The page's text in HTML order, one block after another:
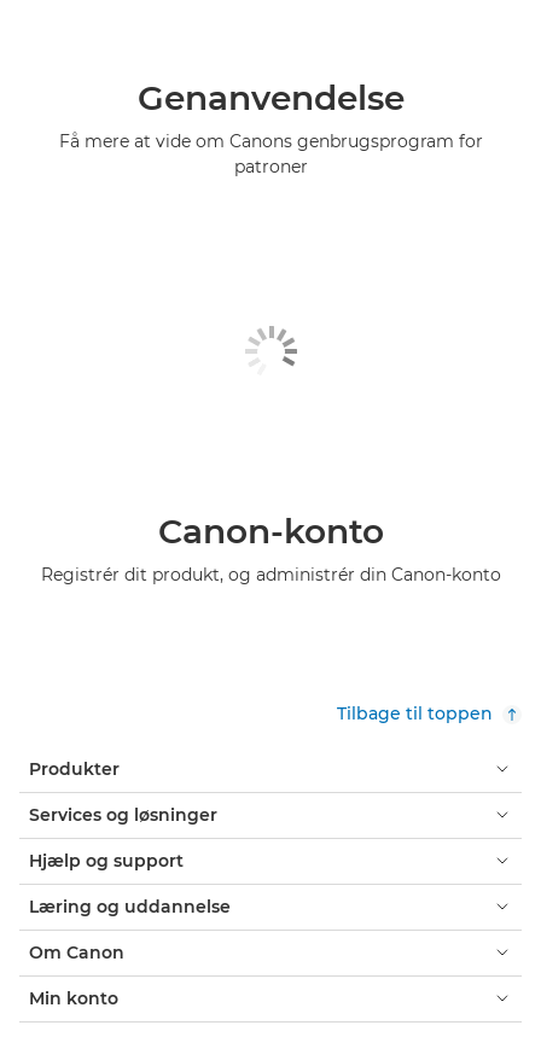
Genanvendelse
Få mere at vide om Canons genbrugsprogram for
patroner
Canon-konto
Registrér dit produkt, og administrér din Canon-konto
Tilbage til toppen
Produkter
Services og løsninger
Hjælp og support
Læring og uddannelse
Om Canon
Min konto